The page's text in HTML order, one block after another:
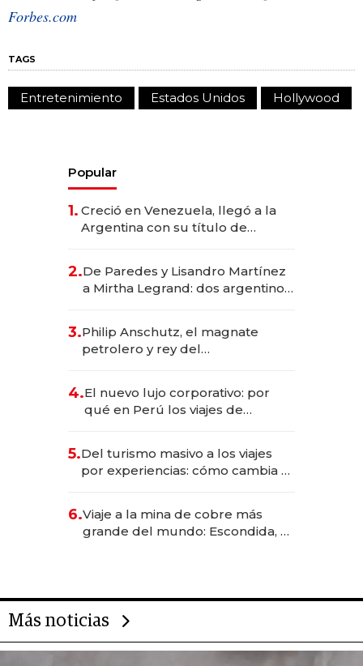
Forbes.com
TAGS
Entretenimiento Estados Unidos Hollywood
Popular
1. Creció en Venezuela, llegó a la
Argentina con su título de
las marcas "fast premium"
2.De Paredes y Lisandro Martínez
a Mirtha Legrand: dos argentinos
3.Philip Anschutz, el magnate
petrolero y rey del
Fénix
4.El nuevo lujo corporativo: por
qué en Perú los viajes de
transformadoras
5.Del turismo masivo a los viajes
por experiencias: cómo cambia el
6.Viaje a la mina de cobre más
grande del mundo: Escondida, el
Más noticias